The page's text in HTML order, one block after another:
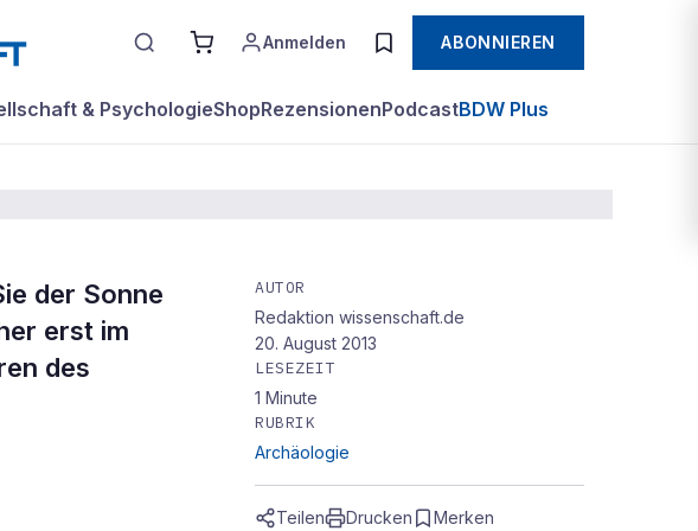
Anmelden ABONNIEREN
& PsychologieShopRezensionenPodcastBDW Plus
der Sonne
erst im
des
AUTOR
Redaktion wissenschaft.de
20. August 2013
LESEZEIT
1 Minute
RUBRIK
Archäologie
Teilen Drucken Merken